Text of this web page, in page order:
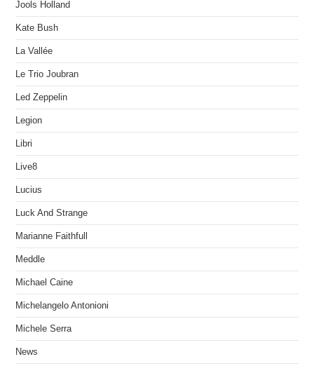
Jools Holland
Kate Bush
La Vallée
Le Trio Joubran
Led Zeppelin
Legion
Libri
Live8
Lucius
Luck And Strange
Marianne Faithfull
Meddle
Michael Caine
Michelangelo Antonioni
Michele Serra
News